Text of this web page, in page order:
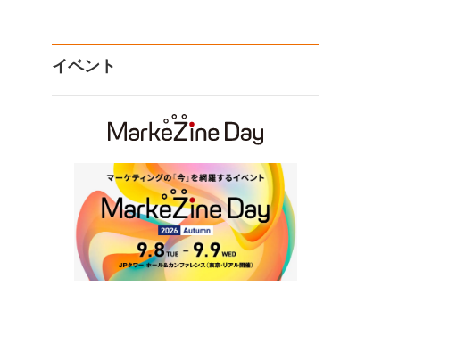
イベント